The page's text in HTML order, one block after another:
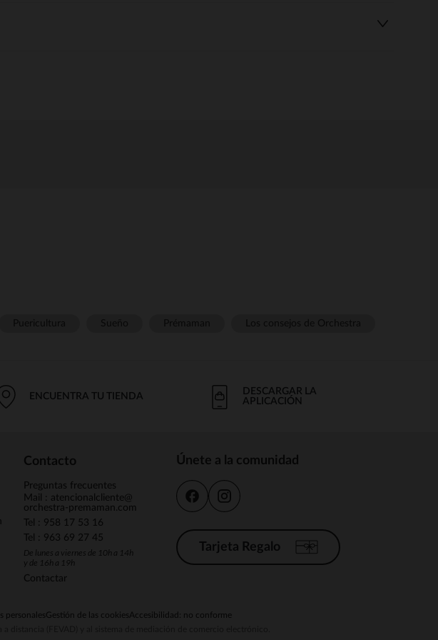
ENCUENTRA TU TIENDA
DESCARGAR LA
APLICACIÓN
Contacto
Preguntas frecuentes
Mail : atencionalcliente@
orchestra-premaman.com
Tel : 958 17 53 16
Tel : 963 69 27 45
De lunes a viernes de 10h a 14h
y de 16h a 19h
Contactar
Únete a la comunidad
Tarjeta Regalo
personalesGestión de las cookiesAccesibilidad: no conforme